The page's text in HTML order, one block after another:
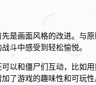
是画面风格的改进。与
斗中感受到轻松愉悦。
和僵尸们互动，比如
了游戏的趣味性和可玩性